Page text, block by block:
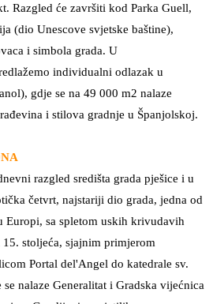
Razgled će završiti kod Parka Guell,
(dio Unescove svjetske baštine),
i simbola grada. U
individualni odlazak u
gdje se na 49 000 m2 nalaze
i stilova gradnje u Španjolskoj.
razgled središta grada pješice i u
četvrt, najstariji dio grada, jedna od
Europi, sa spletom uskih krivudavih
stoljeća, sjajnim primjerom
Portal del'Angel do katedrale sv.
nalaze Generalitat i Gradska vijećnica